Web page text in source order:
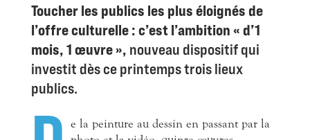
Toucher les publics les plus éloignés de
l’offre culturelle : c’est l’ambition « d’1
mois, 1 œuvre », nouveau dispositif qui
investit dès ce printemps trois lieux
publics.
e la peinture au dessin en passant par la